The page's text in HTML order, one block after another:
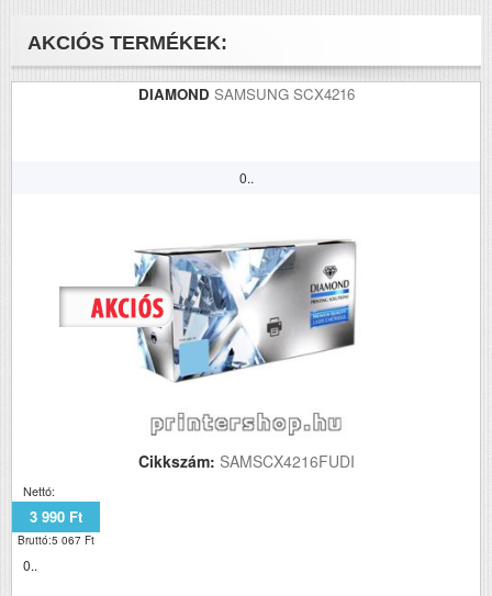
AKCIÓS TERMÉKEK:
DIAMOND SAMSUNG SCX4216
0..
Cikkszám: SAMSCX4216FUDI
Nettó:
3 990 Ft
Bruttó:5 067 Ft
0..